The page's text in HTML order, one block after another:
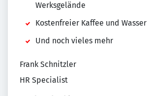
Werksgelände
Kostenfreier Kaffee und Wasser
Und noch vieles mehr
Frank Schnitzler
HR Specialist